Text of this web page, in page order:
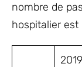
nombre de
hospitalier est
2019